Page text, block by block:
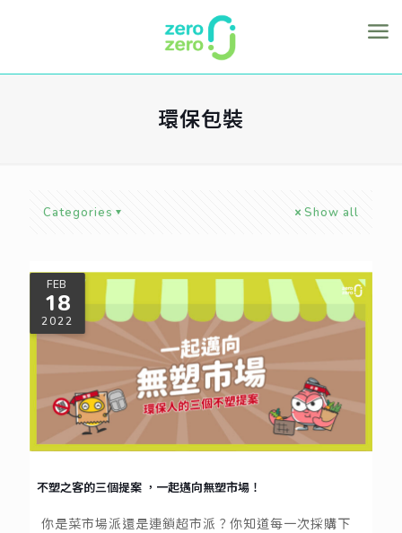
環保包裝
Categories Show all
FEB
18
2022
不塑之客的三個提案 ，一起邁向無塑市場！
你是菜市場派還是連鎖超市派？你知道每一次採購下